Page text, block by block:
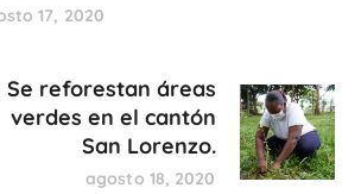
17, 2020
Se reforestan áreas
verdes en el cantón
San Lorenzo.
agosto 18, 2020